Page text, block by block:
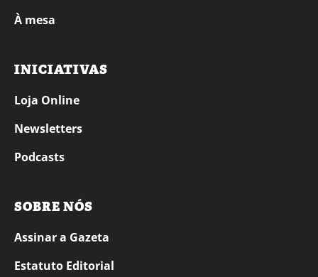
À mesa
INICIATIVAS
Loja Online
Newsletters
Podcasts
SOBRE NÓS
Assinar a Gazeta
Estatuto Editorial